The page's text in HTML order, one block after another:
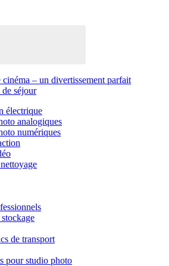
– un divertissement parfait
de séjour
électrique
analogiques
numériques
de transport
pour studio photo